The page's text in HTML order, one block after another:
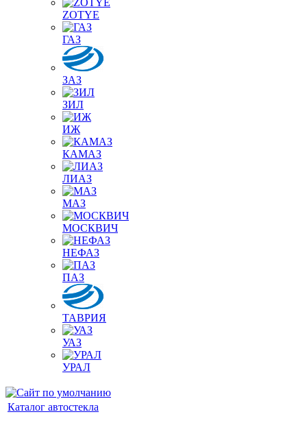
ZOTYE
ГАЗ
ЗАЗ
ЗИЛ
ИЖ
КАМАЗ
ЛИАЗ
МАЗ
МОСКВИЧ
НЕФАЗ
ПАЗ
ТАВРИЯ
УАЗ
УРАЛ
Каталог автостекла